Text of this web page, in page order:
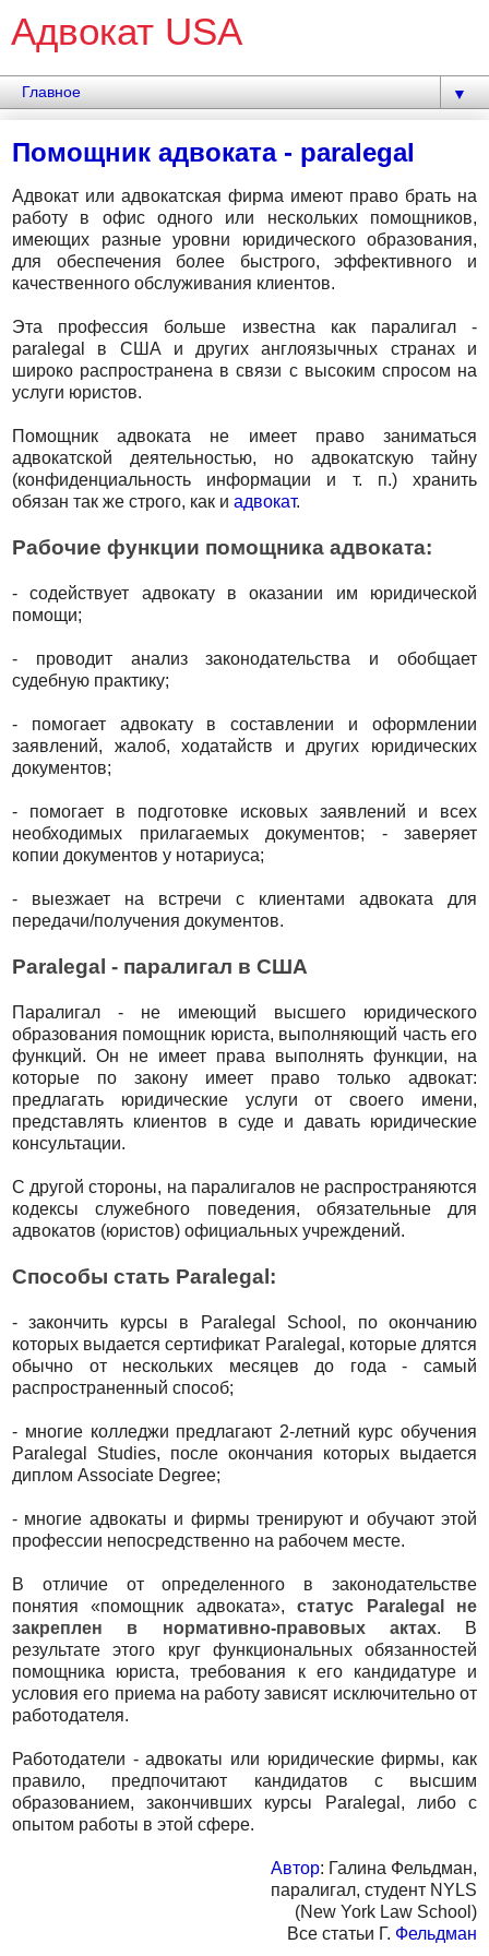
Адвокат USA
▼
Помощник адвоката - paralegal
Адвокат или адвокатская фирма имеют право брать на
работу в офис одного или нескольких помощников,
имеющих разные уровни юридического образования,
для обеспечения более быстрого, эффективного и
качественного обслуживания клиентов.
Эта профессия больше известна как паралигал -
paralegal в США и других англоязычных странах и
широко распространена в связи с высоким спросом на
услуги юристов.
Помощник адвоката не имеет право заниматься
адвокатской деятельностью, но адвокатскую тайну
(конфиденциальность информации и т. п.) хранить
обязан так же строго, как и адвокат.
Рабочие функции помощника адвоката:
- содействует адвокату в оказании им юридической
помощи;
- проводит анализ законодательства и обобщает
судебную практику;
- помогает адвокату в составлении и оформлении
заявлений, жалоб, ходатайств и других юридических
документов;
- помогает в подготовке исковых заявлений и всех
необходимых прилагаемых документов; - заверяет
копии документов у нотариуса;
- выезжает на встречи с клиентами адвоката для
передачи/получения документов.
Paralegal - паралигал в США
Паралигал - не имеющий высшего юридического
образования помощник юриста, выполняющий часть его
функций. Он не имеет права выполнять функции, на
которые по закону имеет право только адвокат:
предлагать юридические услуги от своего имени,
представлять клиентов в суде и давать юридические
консультации.
С другой стороны, на паралигалов не распространяются
кодексы служебного поведения, обязательные для
адвокатов (юристов) официальных учреждений.
Способы стать Paralegal:
- закончить курсы в Paralegal School, по окончанию
которых выдается сертификат Paralegal, которые длятся
обычно от нескольких месяцев до года - самый
распространенный способ;
- многие колледжи предлагают 2-летний курс обучения
Paralegal Studies, после окончания которых выдается
диплом Associate Degree;
- многие адвокаты и фирмы тренируют и обучают этой
профессии непосредственно на рабочем месте.
В отличие от определенного в законодательстве
понятия «помощник адвоката»,статус Paralegal не
закреплен в нормативно-правовых актах. В
результате этого круг функциональных обязанностей
помощника юриста, требования к его кандидатуре и
условия его приема на работу зависят исключительно от
работодателя.
Работодатели - адвокаты или юридические фирмы, как
правило, предпочитают кандидатов с высшим
образованием, закончивших курсы Paralegal, либо с
опытом работы в этой сфере.
Автор: Галина Фельдман,
паралигал, студент NYLS
(New York Law School)
Все статьи Г. Фельдман